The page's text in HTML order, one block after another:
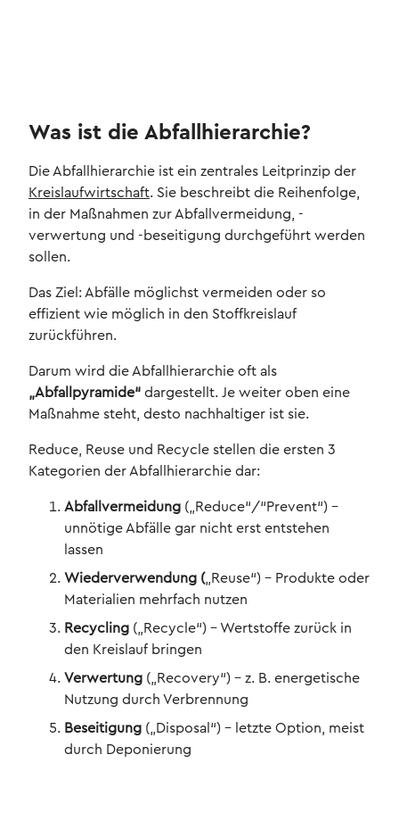
Was ist die Abfallhierarchie?
Die Abfallhierarchie ist ein zentrales Leitprinzip der
Kreislaufwirtschaft. Sie beschreibt die Reihenfolge,
in der Maßnahmen zur Abfallvermeidung, -
verwertung und -beseitigung durchgeführt werden
sollen.
Das Ziel: Abfälle möglichst vermeiden oder so
effizient wie möglich in den Stoffkreislauf
zurückführen.
Darum wird die Abfallhierarchie oft als
„Abfallpyramide“ dargestellt. Je weiter oben eine
Maßnahme steht, desto nachhaltiger ist sie.
Reduce, Reuse und Recycle stellen die ersten 3
Kategorien der Abfallhierarchie dar:
Abfallvermeidung („Reduce“/“Prevent“) –
unnötige Abfälle gar nicht erst entstehen
lassen
Wiederverwendung („Reuse“) – Produkte oder
Materialien mehrfach nutzen
Recycling („Recycle“) – Wertstoffe zurück in
den Kreislauf bringen
Verwertung („Recovery“) – z. B. energetische
Nutzung durch Verbrennung
Beseitigung („Disposal“) – letzte Option, meist
durch Deponierung